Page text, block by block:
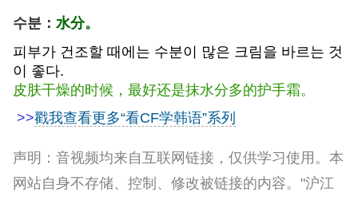
수분： 水分。
피부가 건조할 때에는 수분이 많은 크림을 바르는 것
이 좋다.
皮肤干燥的时候，最好还是抹水分多的护手霜。
>>戳我查看更多“看CF学韩语”系列
声明：音视频均来自互联网链接，仅供学习使用。本
网站自身不存储、控制、修改被链接的内容。"沪江